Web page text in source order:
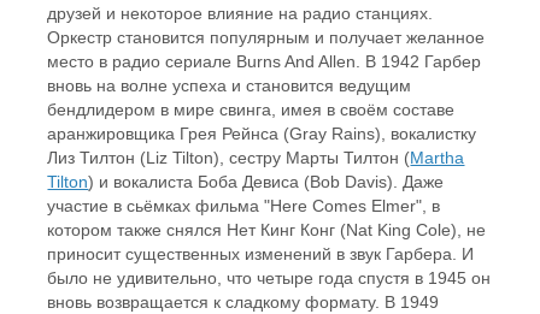
друзей и некоторое влияние на радио станциях.
Оркестр становится популярным и получает желанное
место в радио сериале Burns And Allen. В 1942 Гарбер
вновь на волне успеха и становится ведущим
бендлидером в мире свинга, имея в своём составе
аранжировщика Грея Рейнса (Gray Rains), вокалистку
Лиз Тилтон (Liz Tilton), сестру Марты Тилтон (Martha
Tilton) и вокалиста Боба Девиса (Bob Davis). Даже
участие в сьёмках фильма "Here Comes Elmer", в
котором также снялся Нет Кинг Конг (Nat King Cole), не
приносит существенных изменений в звук Гарбера. И
было не удивительно, что четыре года спустя в 1945 он
вновь возвращается к сладкому формату. В 1949